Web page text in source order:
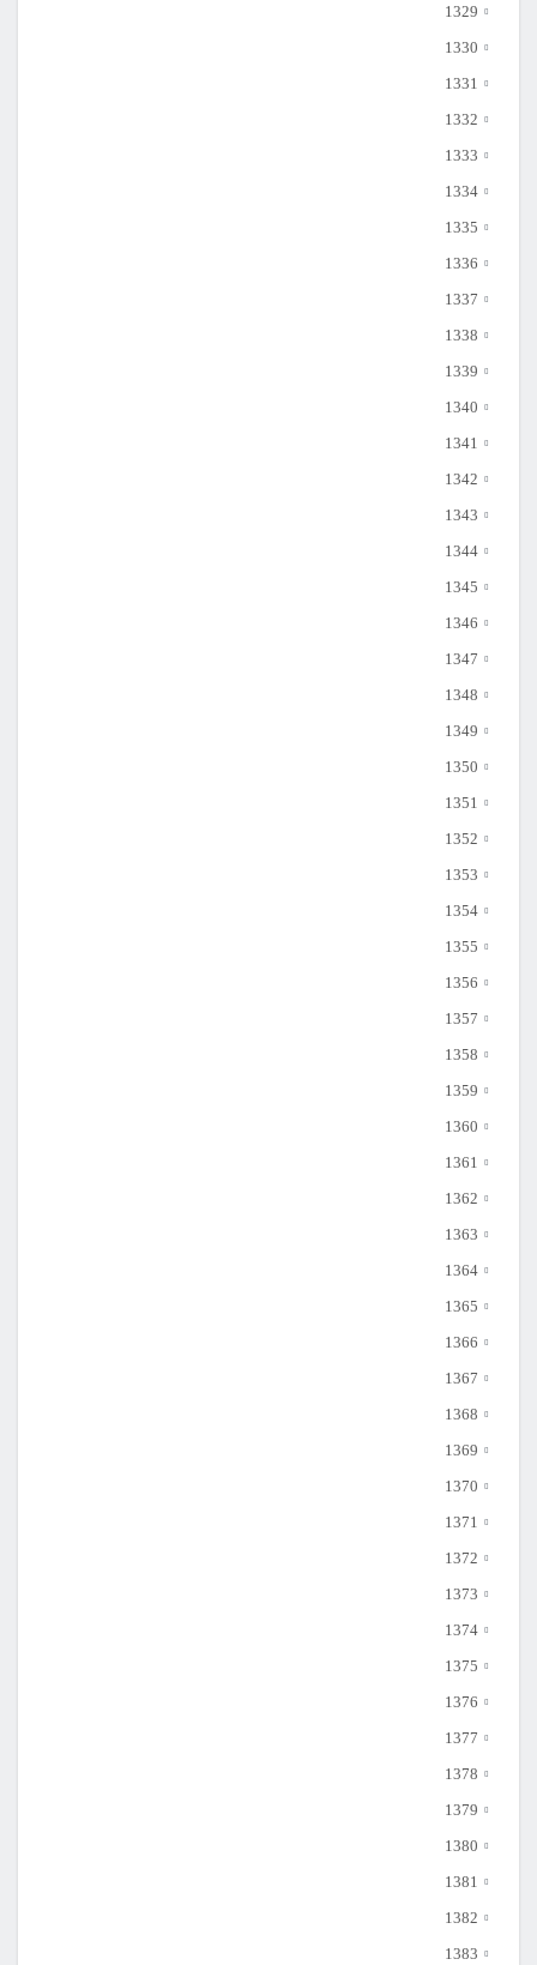
1329
1330
1331
1332
1333
1334
1335
1336
1337
1338
1339
1340
1341
1342
1343
1344
1345
1346
1347
1348
1349
1350
1351
1352
1353
1354
1355
1356
1357
1358
1359
1360
1361
1362
1363
1364
1365
1366
1367
1368
1369
1370
1371
1372
1373
1374
1375
1376
1377
1378
1379
1380
1381
1382
1383